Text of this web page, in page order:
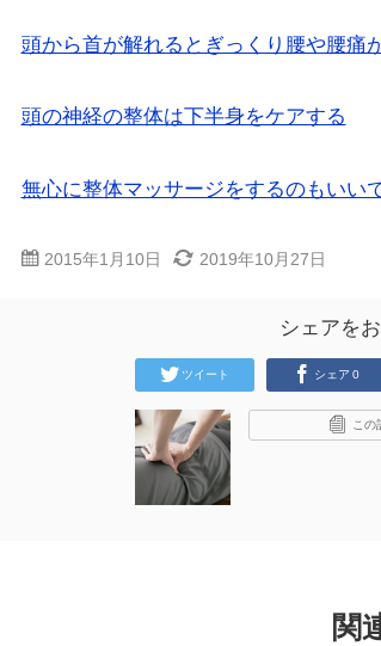
頭から首が解れるとぎっくり腰や腰痛
頭の神経の整体は下半身をケアする
無心に整体マッサージをするのもいい
2015年1月10日 2019年10月27日
シェアを
ツイート シェア 0
この
関